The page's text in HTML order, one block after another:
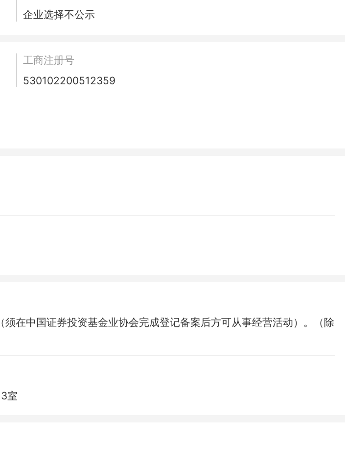
企业选择不公示
工商注册号
530102200512359
在中国证券投资基金业协会完成登记备案后方可从事经营活动）。（除
室